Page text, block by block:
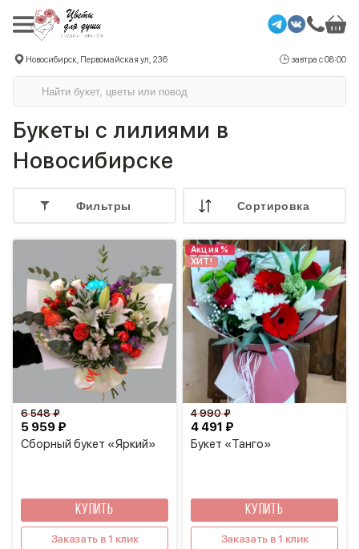
Новосибирск, Первомайская ул, 236 завтра с 08:00
Букеты с лилиями в
Новосибирске
Фильтры Cортировка
Сборный букет «Яркий»
5 959 ₽
6 548 ₽
КУПИТЬ
Заказать в 1 клик
Акция %
ХИТ!
Букет «Танго»
4 491 ₽
4 990 ₽
КУПИТЬ
Заказать в 1 клик